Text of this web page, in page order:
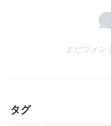
まだコメン
タグ